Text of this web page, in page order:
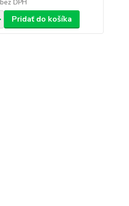
bez DPH
Pridať do košíka